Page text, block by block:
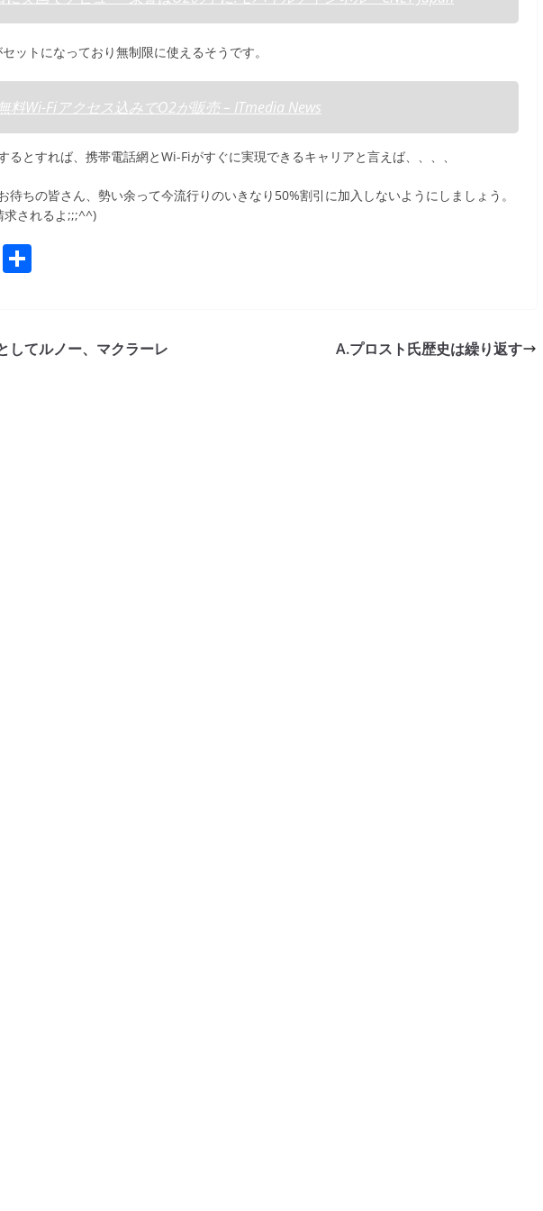
ットになっており無制限に使えるそうです。
料Wi-Fiアクセス込みでO2が販売 – ITmedia News
とすれば、携帯電話網とWi-Fiがすぐに実現できるキャリアと言えば、、、、
待ちの皆さん、勢い余って今流行りのいきなり50%割引に加入しないようにしましょう。
求されるよ;;;^^)
P
してルノー、マクラーレ
A.プロスト氏歴史は繰り返す